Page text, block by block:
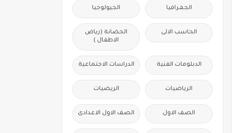
الجغرافيا الجيولوجيا
الحاسب الالى
الحضانة (رياض
الاطفال )
الدبلومات الفنية الدراسات الاجتماعية
الرياضيات الريضيات
الصف الاول الصف الاول الاعدادى